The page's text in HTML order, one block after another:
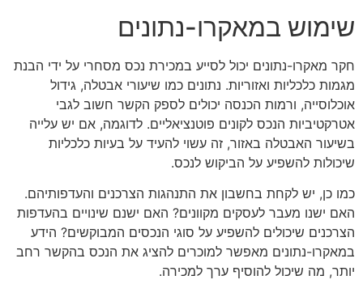
שימוש במאקרו-נתונים
חקר מאקרו-נתונים יכול לסייע במכירת נכס מסחרי על ידי הבנת
מגמות כלכליות ואזוריות. נתונים כמו שיעורי אבטלה, גידול
אוכלוסייה, ורמות הכנסה יכולים לספק הקשר חשוב לגבי
אטרקטיביות הנכס לקונים פוטנציאליים. לדוגמה, אם יש עלייה
בשיעור האבטלה באזור, זה עשוי להעיד על בעיות כלכליות
שיכולות להשפיע על הביקוש לנכס.
כמו כן, יש לקחת בחשבון את התנהגות הצרכנים והעדפותיהם.
האם ישנו מעבר לעסקים מקוונים? האם ישנם שינויים בהעדפות
הצרכנים שיכולים להשפיע על סוגי הנכסים המבוקשים? הידע
במאקרו-נתונים מאפשר למוכרים להציג את הנכס בהקשר רחב
יותר, מה שיכול להוסיף ערך למכירה.